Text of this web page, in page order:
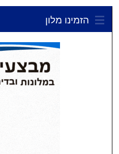
הזמינו מלון